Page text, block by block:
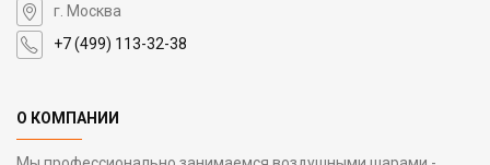
г. Москва
+7 (499) 113-32-38
О КОМПАНИИ